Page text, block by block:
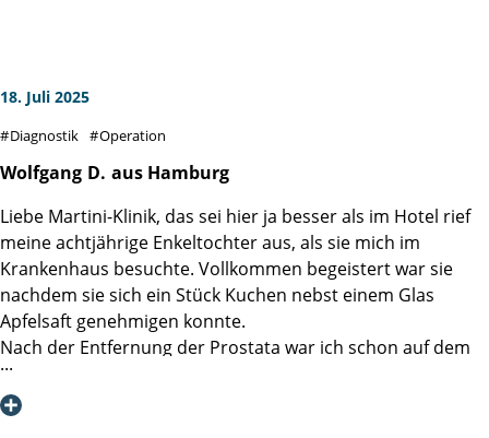
habe ich - entlang der gesamten Prozesskette von Check-In
bis Entlassung und als von jedem Mitarbeitenden mit jeder
Gedanken und die gute Implementierung derer, vor allem
aber erlebt man die durchgehend pro-aktive und
zugewandte Haltung aller Mitarbeitenden. Diese
Patientenorientierung habe ich als ein Puzzle mit vielen
kleinen Steinen und vor allem einer großen gemeinsamen
inneren Überzeugung wahrgenommen.
Neben der medizinischen Exzellenz, hat dies meine
18. Juli 2025
Diagnostik Operation
Wolfgang D. aus Hamburg
Liebe Martini-Klinik, das sei hier ja besser als im Hotel rief
meine achtjährige Enkeltochter aus, als sie mich im
Krankenhaus besuchte. Vollkommen begeistert war sie
nachdem sie sich ein Stück Kuchen nebst einem Glas
Apfelsaft genehmigen konnte.
Nach der Entfernung der Prostata war ich schon auf dem
Weg der Besserung, 5 Tage nach der OP konnte ich
entlassen werden.